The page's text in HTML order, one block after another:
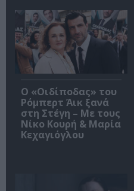
O «Οιδίποδας» του
Ρόμπερτ Άικ ξανά
στη Στέγη – Με τους
Νίκο Κουρή & Μαρία
Κεχαγιόγλου